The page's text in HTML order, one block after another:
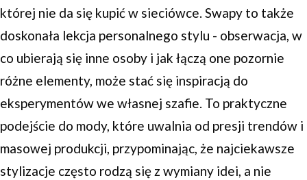
której nie da się kupić w sieciówce. Swapy to także
doskonała lekcja personalnego stylu - obserwacja, w
co ubierają się inne osoby i jak łączą one pozornie
różne elementy, może stać się inspiracją do
eksperymentów we własnej szafie. To praktyczne
podejście do mody, które uwalnia od presji trendów i
masowej produkcji, przypominając, że najciekawsze
stylizacje często rodzą się z wymiany idei, a nie